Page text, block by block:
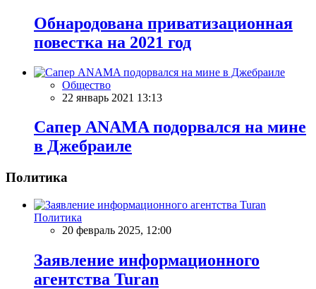
Обнародована приватизационная
повестка на 2021 год
Общество
22 январь 2021 13:13
Сапер ANAMA подорвался на мине
в Джебраиле
Политика
Политика
20 февраль 2025, 12:00
Заявление информационного
агентства Turan